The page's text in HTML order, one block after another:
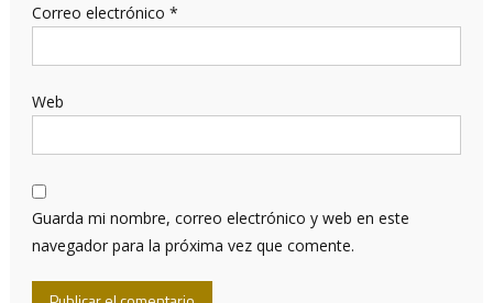
Correo electrónico *
Web
Guarda mi nombre, correo electrónico y web en este
navegador para la próxima vez que comente.